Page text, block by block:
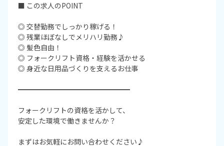
■ この求人のPOINT
◎ 交替勤務でしっかり稼げる！
◎ 残業ほぼなしでメリハリ勤務♪
◎ 髪色自由！
◎ フォークリフト資格・経験を活かせる
◎ 身近な日用品づくりを支えるお仕事
━━━━━━━━━━━━━━━━
フォークリフトの資格を活かして、
安定した環境で働きませんか？
まずはお気軽にお問い合わせください♪